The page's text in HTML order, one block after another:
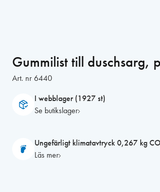
Gummilist till duschsarg,
Art. nr 6440
I webblager (1927 st)
Se butikslager
Ungefärligt klimatavtryck 0,267 kg
Läs mer